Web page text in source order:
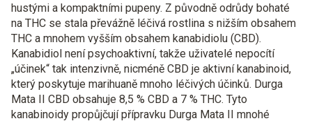
hustými a kompaktními pupeny. Z původně odrůdy bohaté
na THC se stala převážně léčivá rostlina s nižším obsahem
THC a mnohem vyšším obsahem kanabidiolu (CBD).
Kanabidiol není psychoaktivní, takže uživatelé nepocítí
„účinek“ tak intenzivně, nicméně CBD je aktivní kanabinoid,
který poskytuje marihuaně mnoho léčivých účinků. Durga
Mata II CBD obsahuje 8,5 % CBD a 7 % THC. Tyto
kanabinoidy propůjčují přípravku Durga Mata II mnohé